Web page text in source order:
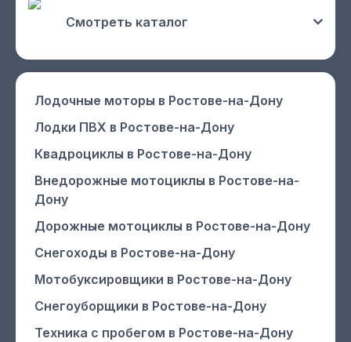
Смотреть каталог
Лодочные моторы в Ростове-на-Дону
Лодки ПВХ в Ростове-на-Дону
Квадроциклы в Ростове-на-Дону
Внедорожные мотоциклы в Ростове-на-
Дону
Дорожные мотоциклы в Ростове-на-Дону
Снегоходы в Ростове-на-Дону
Мотобуксировщики в Ростове-на-Дону
Снегоуборщики в Ростове-на-Дону
Техника с пробегом в Ростове-на-Дону